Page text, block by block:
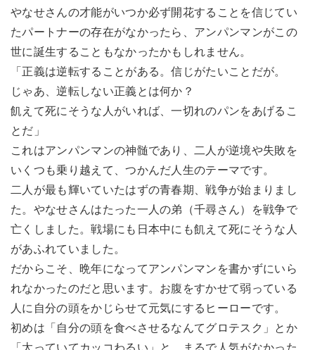
やなせさんの才能がいつか必ず開花することを信じてい
たパートナーの存在がなかったら、アンパンマンがこの
世に誕生することもなかったかもしれません。
「正義は逆転することがある。信じがたいことだが。
じゃあ、逆転しない正義とは何か？
飢えて死にそうな人がいれば、一切れのパンをあげるこ
とだ」
これはアンパンマンの神髄であり、二人が逆境や失敗を
いくつも乗り越えて、つかんだ人生のテーマです。
二人が最も輝いていたはずの青春期、戦争が始まりまし
た。やなせさんはたった一人の弟（千尋さん）を戦争で
亡くしました。戦場にも日本中にも飢えて死にそうな人
があふれていました。
だからこそ、晩年になってアンパンマンを書かずにいら
れなかったのだと思います。お腹をすかせて弱っている
人に自分の頭をかじらせて元気にするヒーローです。
初めは「自分の頭を食べさせるなんてグロテスク」とか
「太っていてカッコわるい」と、まるで人気がなかった